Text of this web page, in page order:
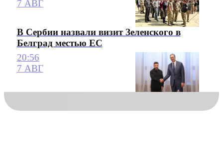
7 АВГ
В Сербии назвали визит Зеленского в
Белград местью ЕС
20:56
7 АВГ